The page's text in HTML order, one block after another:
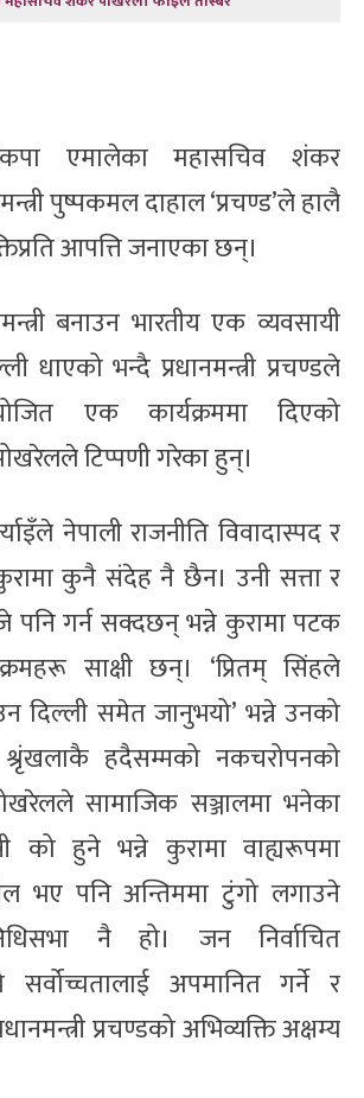
एमालेका महासचिव शंकर
पुष्पकमल दाहाल ‘प्रचण्ड’ले हालै
आपत्ति जनाएका छन्।
बनाउन भारतीय एक व्यवसायी
धाएको भन्दै प्रधानमन्त्री प्रचण्डले
एक कार्यक्रममा दिएको
टिप्पणी गरेका हुन्।
नेपाली राजनीति विवादास्पद र
कुनै संदेह नै छैन। उनी सत्ता र
पनि गर्न सक्दछन् भन्ने कुरामा पटक
साक्षी छन्। ‘प्रितम् सिंहले
दिल्ली समेत जानुभयो’ भन्ने उनको
श्रृंखलाकै हदैसम्मको नकचरोपनको
सामाजिक सञ्जालमा भनेका
को हुने भन्ने कुरामा वाह्यरूपमा
पनि अन्तिममा टुंगो लगाउने
नै हो। जन निर्वाचित
सर्वोच्चतालाई अपमानित गर्ने र
प्रचण्डको अभिव्यक्ति अक्षम्य